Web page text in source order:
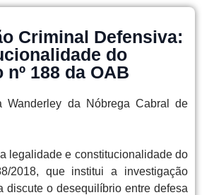
Criminal Defensiva:
do
188 da OAB
Wanderley da Nóbrega Cabral de
legalidade e constitucionalidade do
2018, que institui a investigação
discute o desequilíbrio entre defesa